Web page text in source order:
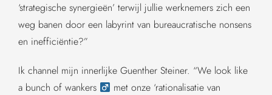
‘strategische synergieën’ terwijl jullie werknemers zich een
weg banen door een labyrint van bureaucratische nonsens
en inefficiëntie?”
Ik channel mijn innerlijke Guenther Steiner. “We look like
a bunch of wankers ‍
met onze ‘rationalisatie van